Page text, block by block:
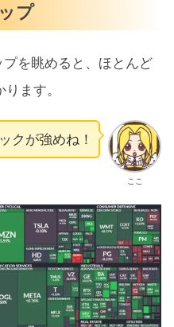
プ
を眺めると、ほとんど
ます。
ここ
クが強めね！